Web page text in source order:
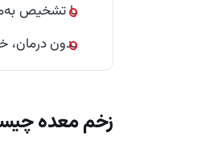
با تشخیص
بدون درمان،
زخم معده